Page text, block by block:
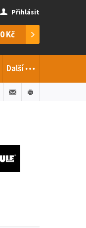
0 Kč
Další…
Přihlásit